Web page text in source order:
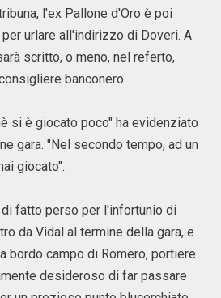
l'ex Pallone d'Oro è poi
urlare all'indirizzo di Doveri. A
scritto, o meno, nel referto,
banconero.
si è giocato poco" ha evidenziato
gara. "Nel secondo tempo, ad un
giocato".
fatto perso per l'infortunio di
da Vidal al termine della gara, e
bordo campo di Romero, portiere
desideroso di far passare